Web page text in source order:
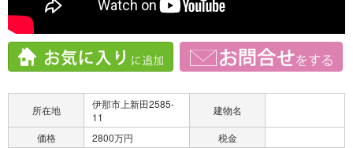
所在地
伊那市上新田2585-
11
建物名
価格 2800万円
税金